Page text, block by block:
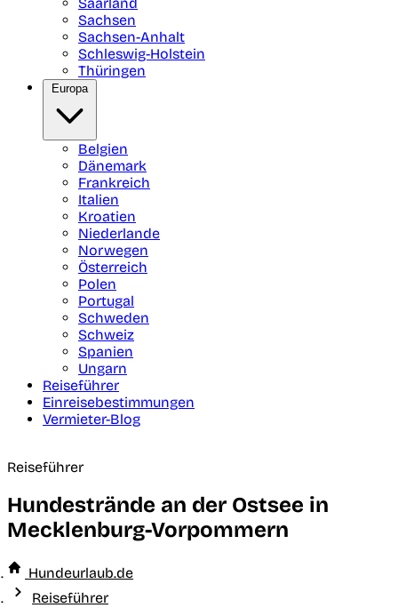
Sachsen
Sachsen-Anhalt
Schleswig-Holstein
Thüringen
Europa
Belgien
Dänemark
Frankreich
Italien
Kroatien
Niederlande
Norwegen
Österreich
Polen
Portugal
Schweden
Schweiz
Spanien
Ungarn
Reiseführer
Einreisebestimmungen
Vermieter-Blog
Reiseführer
Hundestrände an der Ostsee in
Mecklenburg-Vorpommern
Hundeurlaub.de
Reiseführer